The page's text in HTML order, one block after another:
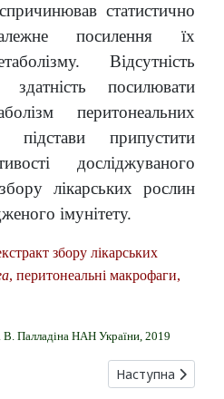
статистично
посилення їх
Відсутність
посилювати
перитонеальних
підстави припустити
досліджуваного
лікарських рослин
імунітету.
збору лікарських
, перитонеальні макрофаги,
В. Палладіна НАН України, 2019
ГІДРОЛІЗАТІВ
Наступна
Наступна